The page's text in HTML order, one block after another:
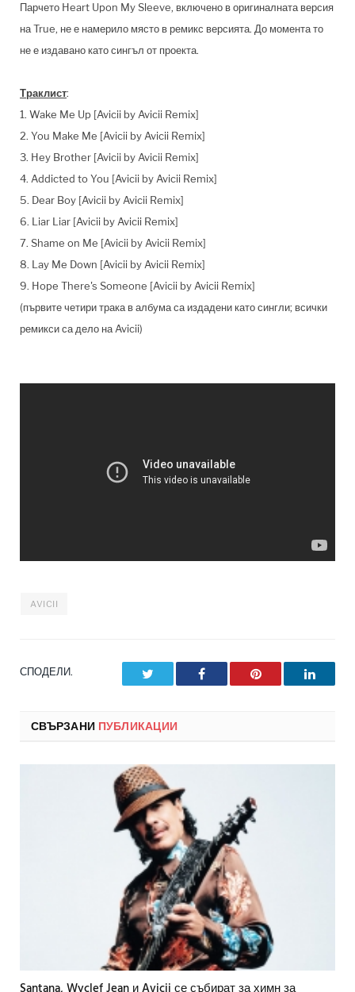
Парчето Heart Upon My Sleeve, включено в оригиналната версия
на True, не е намерило място в ремикс версията. До момента то
не е издавано като сингъл от проекта.
Траклист:
1. Wake Me Up [Avicii by Avicii Remix]
2. You Make Me [Avicii by Avicii Remix]
3. Hey Brother [Avicii by Avicii Remix]
4. Addicted to You [Avicii by Avicii Remix]
5. Dear Boy [Avicii by Avicii Remix]
6. Liar Liar [Avicii by Avicii Remix]
7. Shame on Me [Avicii by Avicii Remix]
8. Lay Me Down [Avicii by Avicii Remix]
9. Hope There's Someone [Avicii by Avicii Remix]
(първите четири трака в албума са издадени като сингли; всички
ремикси са дело на Avicii)
AVICII
СПОДЕЛИ. Facebook Pinterest
СВЪРЗАНИ ПУБЛИКАЦИИ